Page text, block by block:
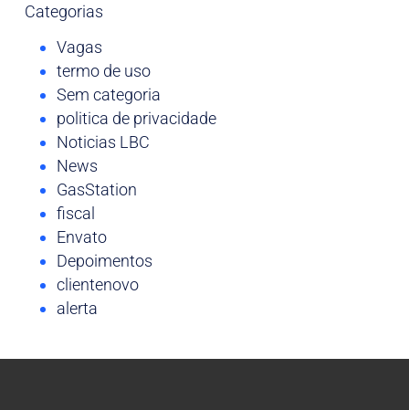
Categorias
Vagas
termo de uso
Sem categoria
politica de privacidade
Noticias LBC
News
GasStation
fiscal
Envato
Depoimentos
clientenovo
alerta